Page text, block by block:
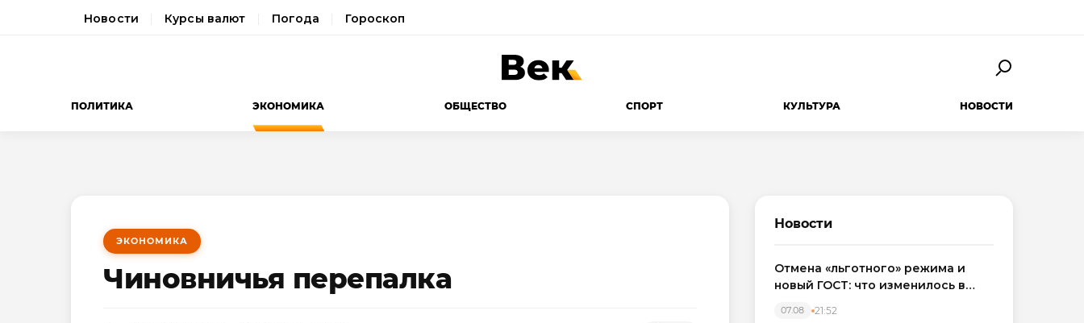
Новости Курсы валют Погода Гороскоп
ПОЛИТИКА ЭКОНОМИКА ОБЩЕСТВО СПОРТ КУЛЬТУРА НОВОСТИ
ЭКОНОМИКА
Чиновничья перепалка
Новости
Отмена «льготного» режима и
новый ГОСТ: что изменилось в
07.08 21:52